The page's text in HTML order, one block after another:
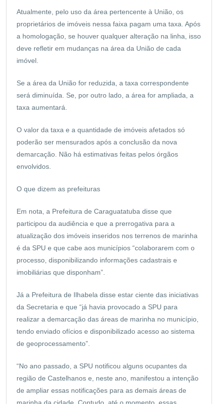
Atualmente, pelo uso da área pertencente à União, os
proprietários de imóveis nessa faixa pagam uma taxa. Após
a homologação, se houver qualquer alteração na linha, isso
deve refletir em mudanças na área da União de cada
imóvel.
Se a área da União for reduzida, a taxa correspondente
será diminuída. Se, por outro lado, a área for ampliada, a
taxa aumentará.
O valor da taxa e a quantidade de imóveis afetados só
poderão ser mensurados após a conclusão da nova
demarcação. Não há estimativas feitas pelos órgãos
envolvidos.
O que dizem as prefeituras
Em nota, a Prefeitura de Caraguatatuba disse que
participou da audiência e que a prerrogativa para a
atualização dos imóveis inseridos nos terrenos de marinha
é da SPU e que cabe aos municípios “colaborarem com o
processo, disponibilizando informações cadastrais e
imobiliárias que disponham”.
Já a Prefeitura de Ilhabela disse estar ciente das iniciativas
da Secretaria e que “já havia provocado a SPU para
realizar a demarcação das áreas de marinha no município,
tendo enviado ofícios e disponibilizado acesso ao sistema
de geoprocessamento”.
“No ano passado, a SPU notificou alguns ocupantes da
região de Castelhanos e, neste ano, manifestou a intenção
de ampliar essas notificações para as demais áreas de